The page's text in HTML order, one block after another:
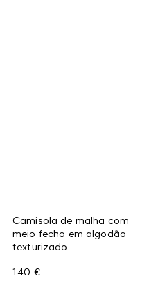
Camisola de malha com
meio fecho em algodão
texturizado
140 €